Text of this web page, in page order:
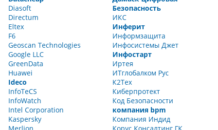
Diasoft
Directum
Eltex
F6
Geoscan Technologies
Google LLC
GreenData
Huawei
Ideco
InfoTeCS
InfoWatch
Intel Corporation
Kaspersky
Безопасность
ИКС
Инферит
Информзащита
Инфосистемы Джет
Инфостарт
Иртея
ИТглобалком Рус
К2Тех
Киберпротект
Код Безопасности
компания bpm
Компания Индид